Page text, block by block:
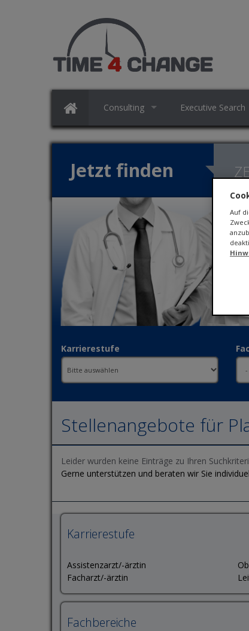
Consulting Executive Search
Jetzt finden
Karrierestufe
Stellenangebote für
Leider wurden keine Einträge zu Ihren
Gerne unterstützen und beraten wir Sie
Karrierestufe
Assistenzarzt/-ärztin
Facharzt/-ärztin
Fachbereiche
Auf